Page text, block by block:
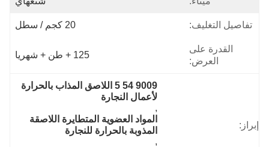
تفاصيل التغليف: 20 كجم / سطل
القدرة على
العرض:
125 + طن + شهريا
إبراز:
9009 54 5 اللاصق المذاب بالحرارة
لأعمال النجارة
,
المواد العضوية المتطايرة اللاصقة
المذوبة بالحرارة للنجارة
,